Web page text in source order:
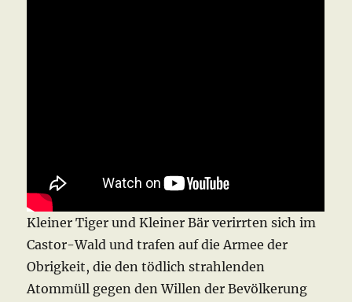
Kleiner Tiger und Kleiner Bär verirrten sich im
Castor-Wald und trafen auf die Armee der
Obrigkeit, die den tödlich strahlenden
Atommüll gegen den Willen der Bevölkerung